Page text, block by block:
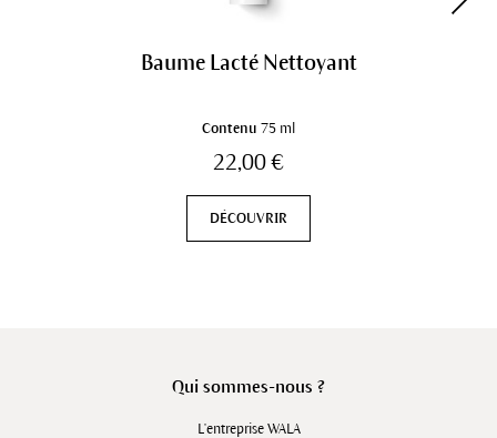
Baume Lacté Nettoyant
Contenu 75 ml
22,00 €
DÉCOUVRIR
Qui sommes-nous ?
L'entreprise WALA